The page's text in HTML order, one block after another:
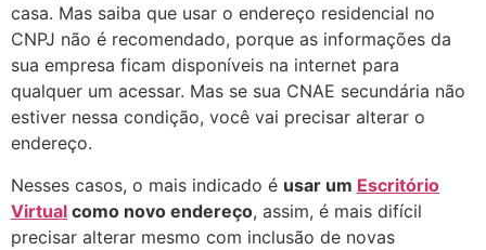
casa. Mas saiba que usar o endereço residencial no
CNPJ não é recomendado, porque as informações da
sua empresa ficam disponíveis na internet para
qualquer um acessar. Mas se sua CNAE secundária não
estiver nessa condição, você vai precisar alterar o
endereço.
Nesses casos, o mais indicado é usar um Escritório
Virtual como novo endereço, assim, é mais difícil
precisar alterar mesmo com inclusão de novas